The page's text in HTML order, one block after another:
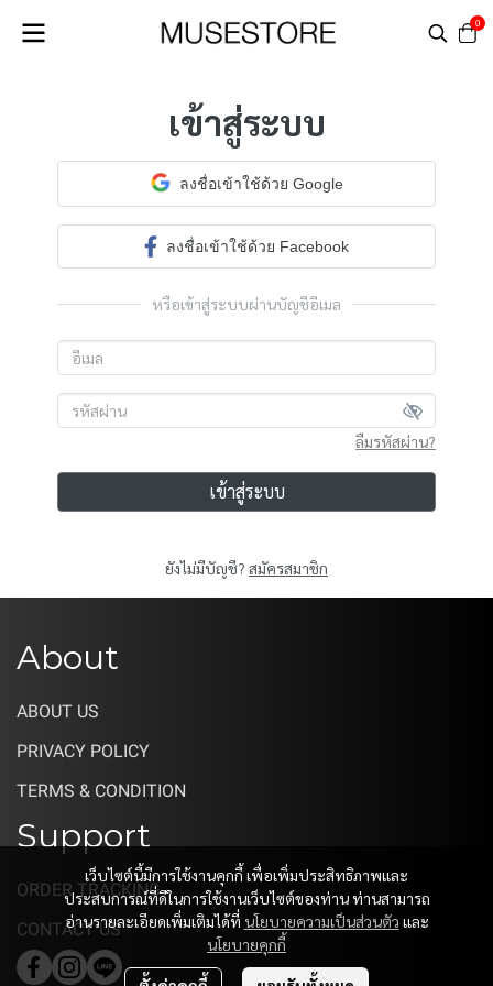
0
เข้าสู่ระบบ
ลงชื่อเข้าใช้ด้วย Google
ลงชื่อเข้าใช้ด้วย Facebook
หรือเข้าสู่ระบบผ่านบัญชีอีเมล
ลืมรหัสผ่าน?
เข้าสู่ระบบ
ยังไม่มีบัญชี? สมัครสมาชิก
เว็บไซต์นี้มีการใช้งานคุกกี้ เพื่อเพิ่มประสิทธิภาพและ
ประสบการณ์ที่ดีในการใช้งานเว็บไซต์ของท่าน ท่านสามารถ
อ่านรายละเอียดเพิ่มเติมได้ที่ นโยบายความเป็นส่วนตัว และ
นโยบายคุกกี้
About
ABOUT US
PRIVACY POLICY
TERMS & CONDITION
Support
ORDER TRACKING
CONTACT US